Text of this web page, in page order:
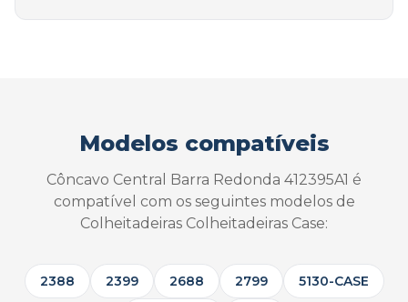
Modelos compatíveis
Côncavo Central Barra Redonda 412395A1 é
compatível com os seguintes modelos de
Colheitadeiras Colheitadeiras Case:
2388 2399 2688 2799 5130-CASE